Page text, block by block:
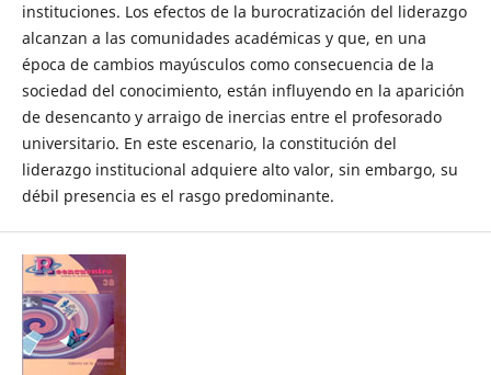
instituciones. Los efectos de la burocratización del liderazgo
alcanzan a las comunidades académicas y que, en una
época de cambios mayúsculos como consecuencia de la
sociedad del conocimiento, están influyendo en la aparición
de desencanto y arraigo de inercias entre el profesorado
universitario. En este escenario, la constitución del
liderazgo institucional adquiere alto valor, sin embargo, su
débil presencia es el rasgo predominante.